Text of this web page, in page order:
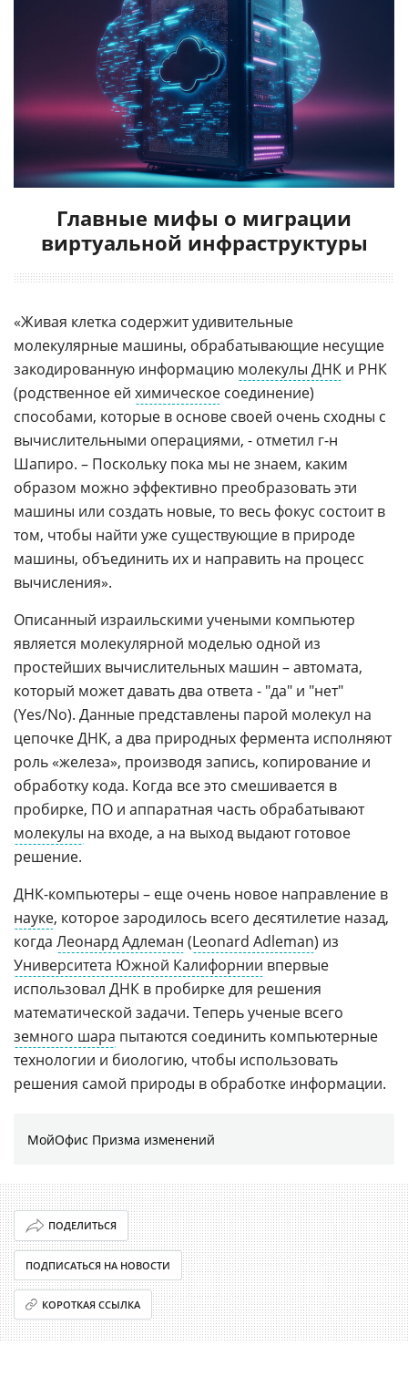
Главные мифы о миграции
виртуальной инфраструктуры
«Живая клетка содержит удивительные
молекулярные машины, обрабатывающие несущие
закодированную информацию молекулы ДНК и РНК
(родственное ей химическое соединение)
способами, которые в основе своей очень сходны с
вычислительными операциями, - отметил г-н
Шапиро. – Поскольку пока мы не знаем, каким
образом можно эффективно преобразовать эти
машины или создать новые, то весь фокус состоит в
том, чтобы найти уже существующие в природе
машины, объединить их и направить на процесс
вычисления».
Описанный израильскими учеными компьютер
является молекулярной моделью одной из
простейших вычислительных машин – автомата,
который может давать два ответа - "да" и "нет"
(Yes/No). Данные представлены парой молекул на
цепочке ДНК, а два природных фермента исполняют
роль «железа», производя запись, копирование и
обработку кода. Когда все это смешивается в
пробирке, ПО и аппаратная часть обрабатывают
молекулы на входе, а на выход выдают готовое
решение.
ДНК-компьютеры – еще очень новое направление в
науке, которое зародилось всего десятилетие назад,
когда Леонард Адлеман (Leonard Adleman) из
Университета Южной Калифорнии впервые
использовал ДНК в пробирке для решения
математической задачи. Теперь ученые всего
земного шара пытаются соединить компьютерные
технологии и биологию, чтобы использовать
решения самой природы в обработке информации.
МойОфис Призма изменений
ПОДЕЛИТЬСЯ
ПОДПИСАТЬСЯ НА НОВОСТИ
КОРОТКАЯ ССЫЛКА